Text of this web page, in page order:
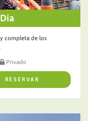
completa de los
Privado
RESERVAR